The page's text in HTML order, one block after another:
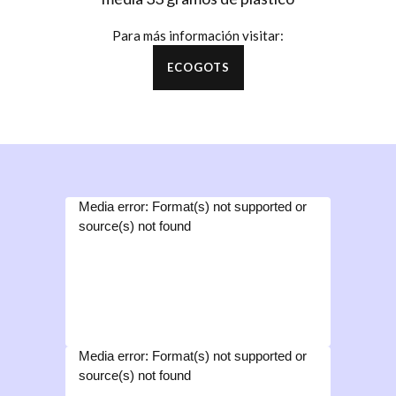
Para más información visitar:
ECOGOTS
Reproductor
Media error: Format(s) not supported or
source(s) not found
Reproductor
Media error: Format(s) not supported or
source(s) not found